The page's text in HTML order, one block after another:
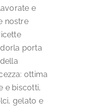
e
nostre
porta
ottima
e biscotti,
gelato e